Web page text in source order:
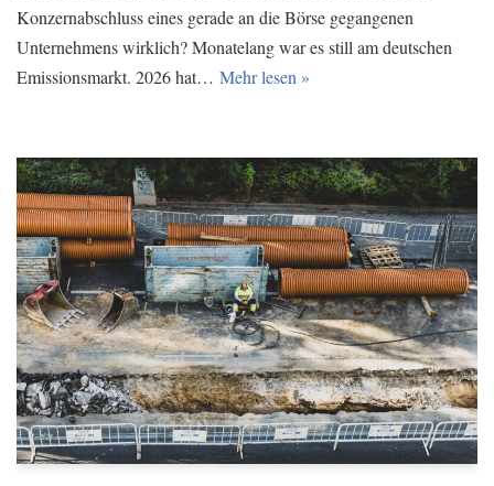
Konzernabschluss eines gerade an die Börse gegangenen
Unternehmens wirklich? Monatelang war es still am deutschen
Emissionsmarkt. 2026 hat… Mehr lesen »